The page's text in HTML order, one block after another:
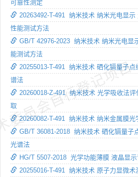
员会自行登记项目
可靠性测定
20263492-T-491 纳米技术 纳米光电显
性能测试方法
GB/T 42976-2023 纳米技术 纳米光电显
能测试方法
20255013-T-491 纳米技术 硒化镉量子
谱法
20260018-Z-491 纳米技术 光学吸收法
取
20260082-T-491 纳米技术 纳米金属膜
GB/T 36081-2018 纳米技术 硒化镉量子
光谱法
HG/T 5507-2018 光学功能薄膜 液晶显
20255016-T-491 纳米技术 原子力显微